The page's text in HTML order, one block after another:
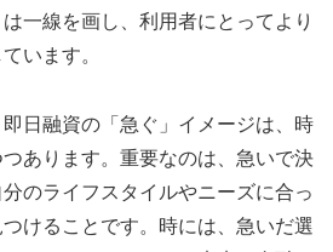
一線を画し、利用者にとってより
います。
日融資の「急ぐ」イメージは、時
あります。重要なのは、急いで決
のライフスタイルやニーズに合っ
けることです。時には、急いだ選